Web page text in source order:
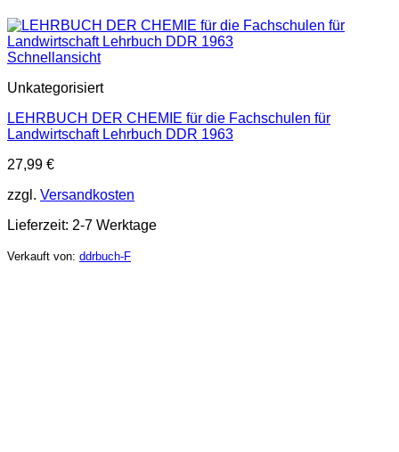
Schnellansicht
Unkategorisiert
LEHRBUCH DER CHEMIE für die Fachschulen für
Landwirtschaft Lehrbuch DDR 1963
27,99 €
zzgl. Versandkosten
Lieferzeit: 2-7 Werktage
Verkauft von: ddrbuch-F